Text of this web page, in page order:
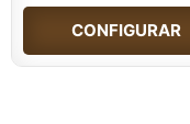
CONFIGURAR